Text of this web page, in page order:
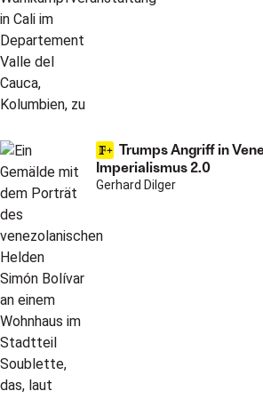
Trumps Angriff in
Imperialismus 2.0
Gerhard Dilger